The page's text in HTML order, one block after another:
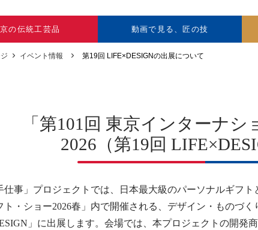
の伝統工芸品 動画で見る、 匠の技
イベント情報 第19回 LIFE×DESIGNの出展について
「第101回 東京インターナ
2026（第19回
仕事」プロジェクトでは、日本最大級のパーソナルギフ
ト・ショー2026春」内で開催される、デザイン・ものづ
」に出展します。会場では、本プロジェクトの開発